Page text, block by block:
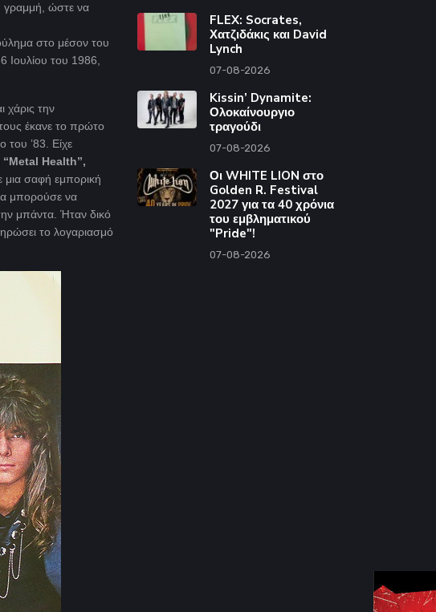
γραμμή, ώστε να
στο μέσον του
Ιουλίου του 1986,
χάρις την
έκανε το πρώτο
του ’83. Είχε
“Metal Health”,
μια σαφή εμπορική
μπορούσε να
μπάντα. Ήταν δικό
το λογαριασμό
FLEX: Socrates,
Χατζιδάκις και David
Lynch
07-08-2026
Kissin’ Dynamite:
Ολοκαίνουργιο
τραγούδι
07-08-2026
Οι WHITE LION στο
Golden R. Festival
2027 για τα 40 χρόνια
του εμβληματικού
"Pride"!
07-08-2026